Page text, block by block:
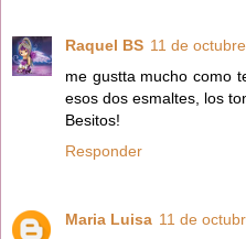
Raquel BS 11 de
me gustta mucho como
esos dos esmaltes, los
Besitos!
Responder
Maria Luisa 11 de